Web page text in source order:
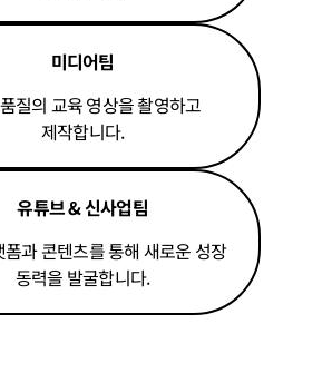
미디어팀
질의 교육 영상을 촬영하고
제작합니다.
유튜브 & 신사업팀
폼과 콘텐츠를 통해 새로운 성장
동력을 발굴합니다.